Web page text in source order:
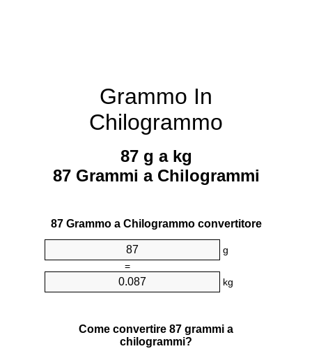
Grammo In
Chilogrammo
87 g a kg
87 Grammi a Chilogrammi
87 Grammo a Chilogrammo convertitore
g
=
kg
Come convertire 87 grammi a
chilogrammi?